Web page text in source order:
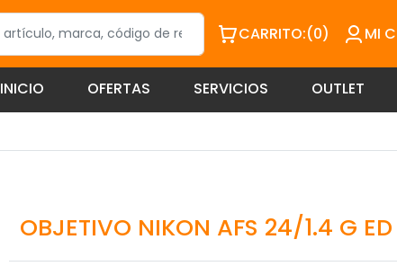
CARRITO:(0) MI
INICIO OFERTAS SERVICIOS OUTLET
OBJETIVO NIKON AFS 24/1.4 G